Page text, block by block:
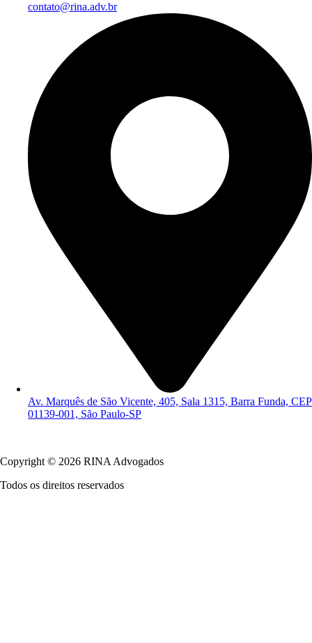
contato@rina.adv.br
Av. Marquês de São Vicente, 405, Sala 1315, Barra Funda, CEP
01139-001, São Paulo-SP
Copyright © 2026 RINA Advogados
Todos os direitos reservados